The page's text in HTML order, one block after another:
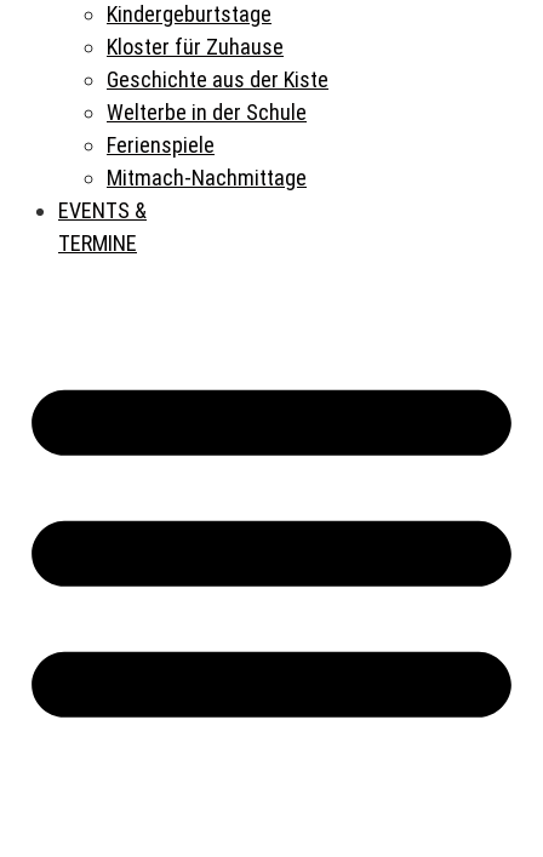
Kindergeburtstage
Kloster für Zuhause
Geschichte aus der Kiste
Welterbe in der Schule
Ferienspiele
Mitmach-Nachmittage
EVENTS &
TERMINE